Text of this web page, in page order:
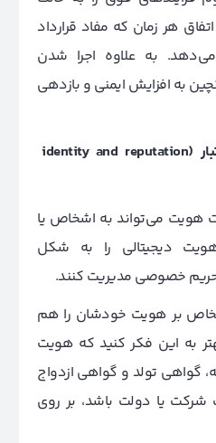
هر زمان که مفاد قرارداد
به علاوه اجرا شدن
به افزایش ایمنی و بازدهی
(identity and reputation
هویت می‌تواند به اشخاص یا
دیجیتالی را به شکل
خصوصی مدیریت کنند.
بر هویت خودشان را هم
به این فکر کنید که هویت
گواهی تولد و گواهی ازدواج
شرکت یا دولت باشد، بر روی